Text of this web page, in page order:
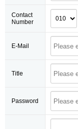
Contact
Number
E-Mail
Title
Password